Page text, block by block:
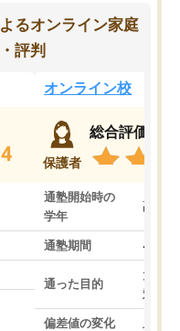
るオンライン家庭
評判
オンライン校
保護者
総合評価
通塾開始時の
学年
高3
通塾期間 4ヵ月
通った目的
大学
対策
偏差値の変化